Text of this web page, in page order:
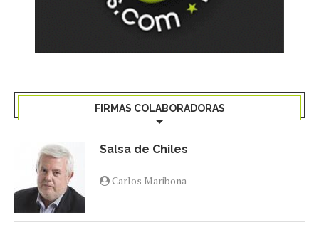
FIRMAS COLABORADORAS
Salsa de Chiles
Carlos Maribona